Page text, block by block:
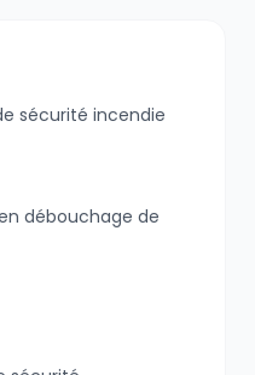
sécurité incendie
débouchage de